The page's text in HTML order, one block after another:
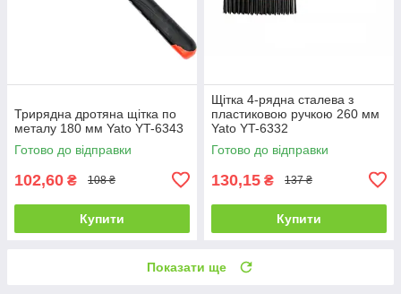
Трирядна дротяна щітка по
металу 180 мм Yato YT-6343
Готово до відправки
102,60 ₴ 108 ₴
Купити
Щітка 4-рядна сталева з
пластиковою ручкою 260 мм
Yato YT-6332
Готово до відправки
130,15 ₴ 137 ₴
Купити
Показати ще